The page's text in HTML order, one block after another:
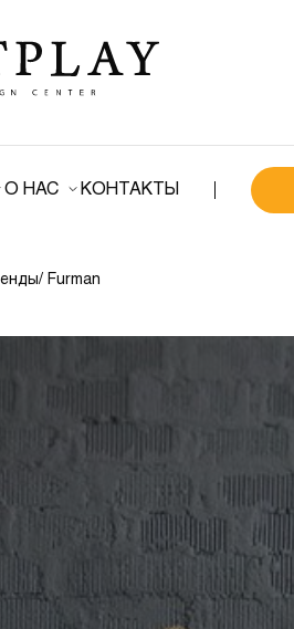
О НАС КОНТАКТЫ
/ Furman